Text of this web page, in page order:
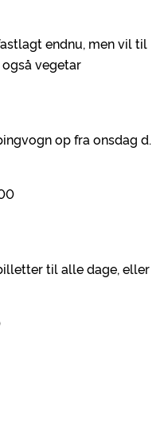
endnu, men vil til
vegetar
op fra onsdag d.
til alle dage, eller